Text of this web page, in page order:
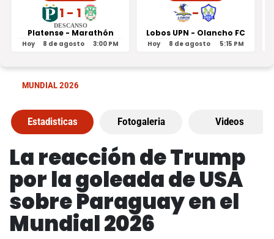
1 - 1
DESCANSO
Platense - Marathón
Hoy 8 de agosto 3:00 PM
-
Lobos UPN - Olancho FC
Hoy 8 de agosto 5:15 PM
MUNDIAL 2026
Estadisticas Fotogaleria Videos
La reacción de Trump
por la goleada de USA
sobre Paraguay en el
Mundial 2026